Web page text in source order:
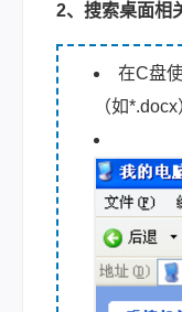
2、搜索桌面相
在C盘
（如